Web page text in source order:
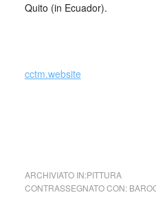
Quito (in Ecuador).
cctm.website
ARCHIVIATO IN:PITTURA
CONTRASSEGNATO CON: